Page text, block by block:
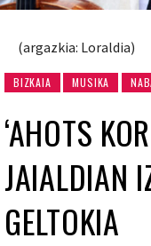
(argazkia: Loraldia)
BIZKAIA MUSIKA
‘AHOTS
JAIALDIAN
GELTOKIA